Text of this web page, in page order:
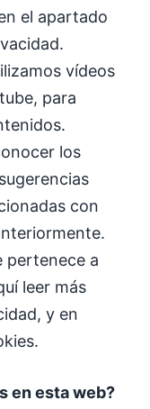
el apartado
vídeos
para
los
con
pertenece a
leer más
y en
en esta web?